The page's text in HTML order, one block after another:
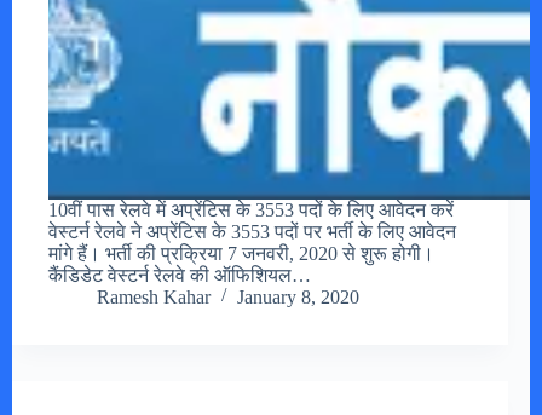
10वीं पास रेलवे में अप्रेंटिस के 3553 पदों के लिए आवेदन करें
वेस्टर्न रेलवे ने अप्रेंटिस के 3553 पदों पर भर्ती के लिए आवेदन
मांगे हैं। भर्ती की प्रक्रिया 7 जनवरी, 2020 से शुरू होगी।
कैंडिडेट वेस्टर्न रेलवे की ऑफिशियल…
Ramesh Kahar
January 8, 2020